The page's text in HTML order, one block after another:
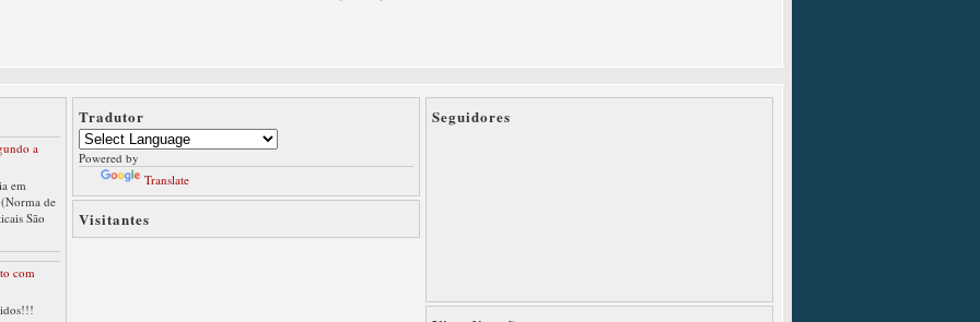
a
em
de
São
com
Tradutor
Powered by
Translate
Visitantes
Seguidores